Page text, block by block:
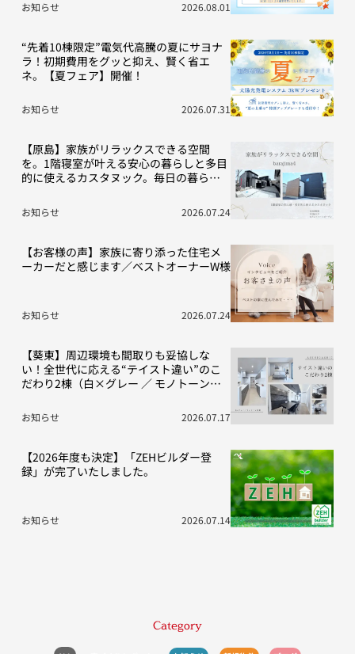
お知らせ 2026.08.01
“先着10棟限定”電気代高騰の夏にサヨナ
ラ！初期費用をグッと抑え、賢く省エ
ネ。【夏フェア】開催！
お知らせ 2026.07.31
【原島】家族がリラックスできる空間
を。1階寝室が叶える安心の暮らしと多目
的に使えるカスタヌック。毎日の暮らし
お知らせ 2026.07.24
【お客様の声】家族に寄り添った住宅メ
ーカーだと感じます／ベストオーナーW様
お知らせ 2026.07.24
【葵東】周辺環境も間取りも妥協しな
い！全世代に応える“テイスト違い”のこ
だわり2棟（白×グレー ／ モノトーン空
お知らせ 2026.07.17
【2026年度も決定】「ZEHビルダー登
録」が完了いたしました。
お知らせ 2026.07.14
Category